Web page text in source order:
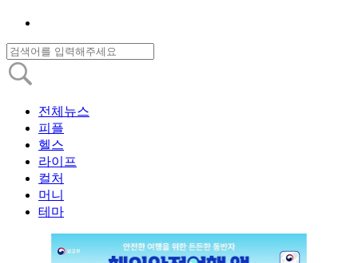
전체뉴스
피플
헬스
라이프
컬처
머니
테마